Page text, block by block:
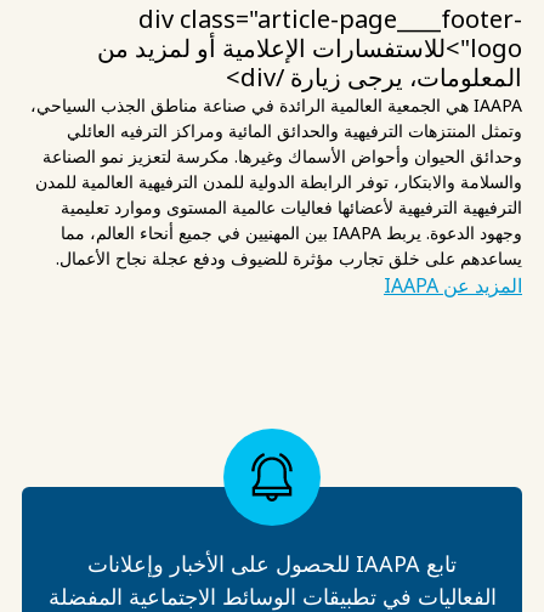
div class="article-page____footer-
logo">للاستفسارات الإعلامية أو لمزيد من
المعلومات، يرجى زيارة /div>
IAAPA هي الجمعية العالمية الرائدة في صناعة مناطق الجذب السياحي،
وتمثل المنتزهات الترفيهية والحدائق المائية ومراكز الترفيه العائلي
وحدائق الحيوان وأحواض الأسماك وغيرها. مكرسة لتعزيز نمو الصناعة
والسلامة والابتكار، توفر الرابطة الدولية للمدن الترفيهية العالمية للمدن
الترفيهية الترفيهية لأعضائها فعاليات عالمية المستوى وموارد تعليمية
وجهود الدعوة. يربط IAAPA بين المهنيين في جميع أنحاء العالم، مما
يساعدهم على خلق تجارب مؤثرة للضيوف ودفع عجلة نجاح الأعمال.
المزيد عن IAAPA
تابع IAAPA للحصول على الأخبار وإعلانات
الفعاليات في تطبيقات الوسائط الاجتماعية المفضلة